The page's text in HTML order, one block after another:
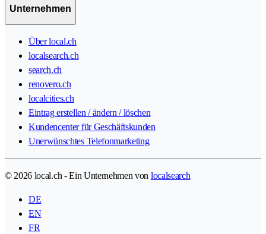
Unternehmen
Über local.ch
localsearch.ch
search.ch
renovero.ch
localcities.ch
Eintrag erstellen / ändern / löschen
Kundencenter für Geschäftskunden
Unerwünschtes Telefonmarketing
© 2026 local.ch - Ein Unternehmen von localsearch
DE
EN
FR